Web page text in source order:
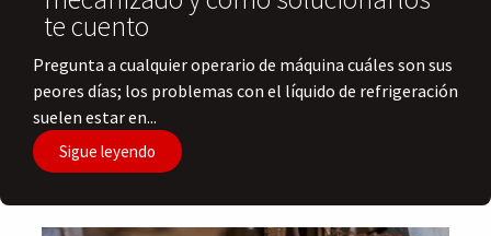
te cuento
Pregunta a cualquier operario de máquina cuáles son sus
peores días; los problemas con el líquido de refrigeración
suelen estar en...
Sigue leyendo